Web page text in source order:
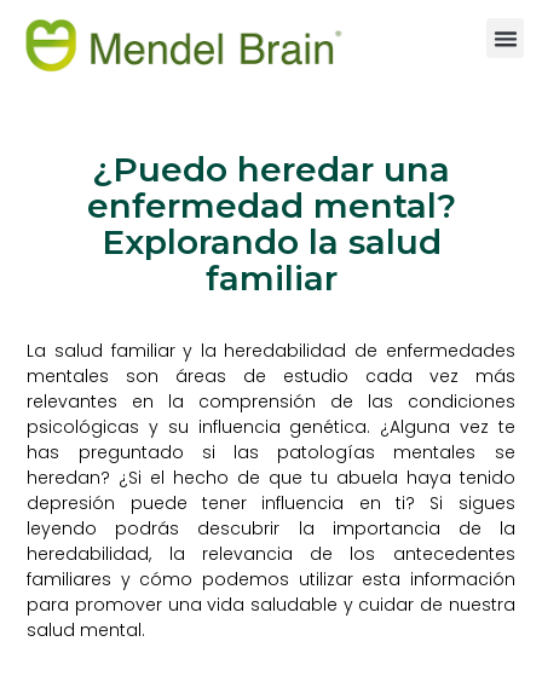
¿Puedo heredar una
enfermedad mental?
Explorando la salud
familiar
La salud familiar y la heredabilidad de enfermedades
mentales son áreas de estudio cada vez más
relevantes en la comprensión de las condiciones
psicológicas y su influencia genética. ¿Alguna vez te
has preguntado si las patologías mentales se
heredan? ¿Si el hecho de que tu abuela haya tenido
depresión puede tener influencia en ti? Si sigues
leyendo podrás descubrir la importancia de la
heredabilidad, la relevancia de los antecedentes
familiares y cómo podemos utilizar esta información
para promover una vida saludable y cuidar de nuestra
salud mental.